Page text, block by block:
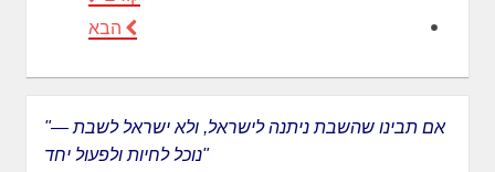
הבא
"אם תבינו שהשבת ניתנה לישראל, ולא ישראל לשבת —
נוכל לחיות ולפעול יחד"